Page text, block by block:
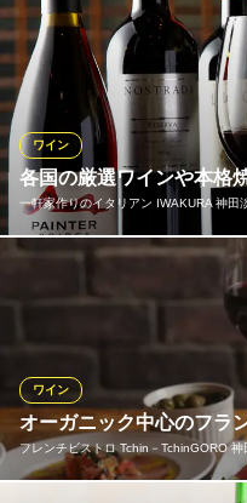
ソムリエがお料理に合わせ
上。遠藤利三郎商店のこだ
表現！ ワインそれぞれの特
とグラスをセレクトし、お
ムリエがご提案します♪
炭焼き＆WINE 利三郎
フレンチビストロ
ＪＲ神田駅西口 徒歩5分
東京都千代田区内神田3-4-4 寿々
各国の厳選ワインや本格
一軒家作りのイタリアン IWAKURA 神田
ワイン
当店では赤、白、スパーク
ワインを取り揃えておりま
ーモニーをお楽しみください。
一軒家作りのイタリアン
隠れ家イタリアン
地下鉄丸ノ内線淡路町駅
東京都千代田区神田淡路町1-7
オーガニック中心のフラ
フレンチビストロ Tchin－TchinGORO 神
ワイン